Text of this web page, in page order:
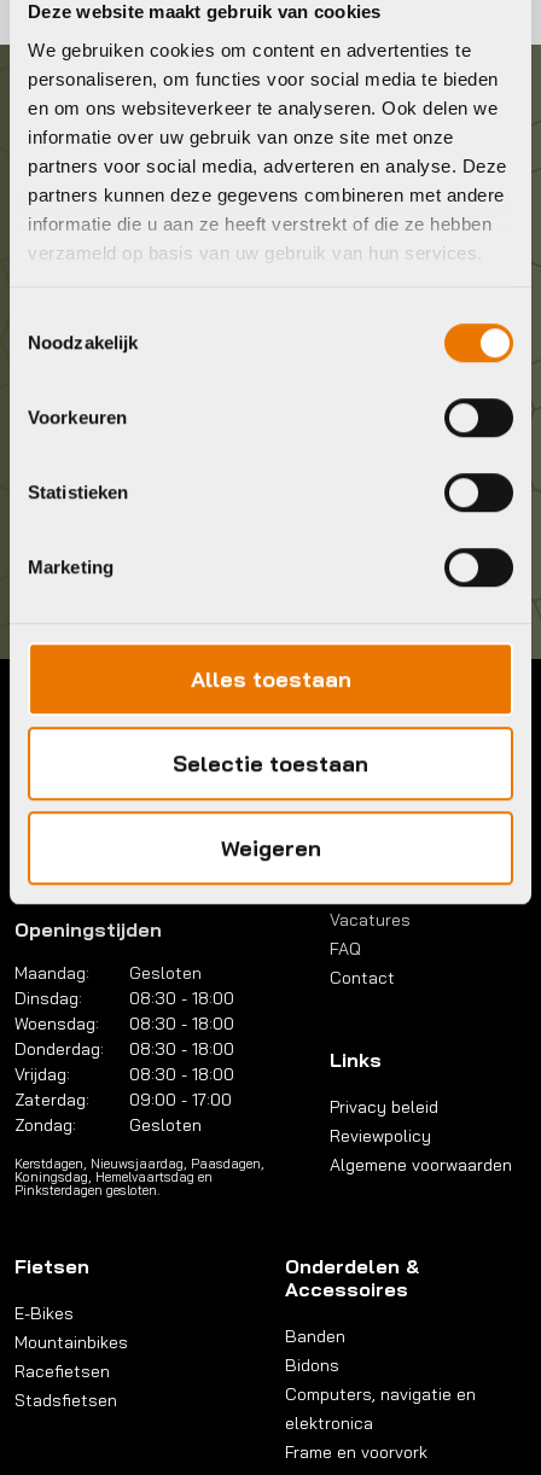
Deze website maakt gebruik van cookies
We gebruiken cookies om content en advertenties te
personaliseren, om functies voor social media te bieden
en om ons websiteverkeer te analyseren. Ook delen we
informatie over uw gebruik van onze site met onze
partners voor social media, adverteren en analyse. Deze
partners kunnen deze gegevens combineren met andere
informatie die u aan ze heeft verstrekt of die ze hebben
verzameld op basis van uw gebruik van hun services.
Noodzakelijk
Voorkeuren
Statistieken
Marketing
Alles toestaan
Selectie toestaan
Weigeren
Graag in contact komen?
Wij staan voor je klaar! Neem contact op via de
onderstaande gegevens.
Kom langs!
1315 BP Almere
Contact
036 5304422
Mail:
info@bykestore.nl
Adres:
1315 BP Almere
Openingstijden
Maandag:
Gesloten
Dinsdag:
08:30 - 18:00
Woensdag:
08:30 - 18:00
Donderdag:
08:30 - 18:00
Vrijdag:
08:30 - 18:00
Zaterdag:
09:00 - 17:00
Zondag:
Gesloten
Kerstdagen, Nieuwsjaardag, Paasdagen,
Koningsdag, Hemelvaartsdag en
Pinksterdagen gesloten.
Menu
Account
Lease a bike
Werkplaats
Vacatures
FAQ
Contact
Links
Privacy beleid
Reviewpolicy
Algemene voorwaarden
Fietsen
E-Bikes
Mountainbikes
Racefietsen
Stadsfietsen
Onderdelen &
Accessoires
Banden
Bidons
Computers, navigatie en
elektronica
Frame en voorvork